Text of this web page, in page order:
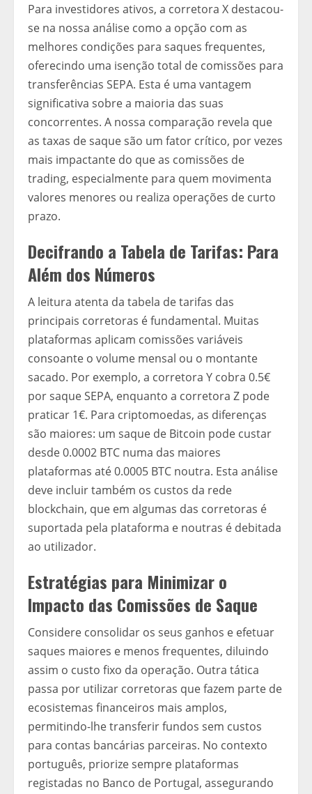
Para investidores ativos, a corretora X destacou-
se na nossa análise como a opção com as
melhores condições para saques frequentes,
oferecindo uma isenção total de comissões para
transferências SEPA. Esta é uma vantagem
significativa sobre a maioria das suas
concorrentes. A nossa comparação revela que
as taxas de saque são um fator crítico, por vezes
mais impactante do que as comissões de
trading, especialmente para quem movimenta
valores menores ou realiza operações de curto
prazo.
Decifrando a Tabela de Tarifas: Para
Além dos Números
A leitura atenta da tabela de tarifas das
principais corretoras é fundamental. Muitas
plataformas aplicam comissões variáveis
consoante o volume mensal ou o montante
sacado. Por exemplo, a corretora Y cobra 0.5€
por saque SEPA, enquanto a corretora Z pode
praticar 1€. Para criptomoedas, as diferenças
são maiores: um saque de Bitcoin pode custar
desde 0.0002 BTC numa das maiores
plataformas até 0.0005 BTC noutra. Esta análise
deve incluir também os custos da rede
blockchain, que em algumas das corretoras é
suportada pela plataforma e noutras é debitada
ao utilizador.
Estratégias para Minimizar o
Impacto das Comissões de Saque
Considere consolidar os seus ganhos e efetuar
saques maiores e menos frequentes, diluindo
assim o custo fixo da operação. Outra tática
passa por utilizar corretoras que fazem parte de
ecosistemas financeiros mais amplos,
permitindo-lhe transferir fundos sem custos
para contas bancárias parceiras. No contexto
português, priorize sempre plataformas
registadas no Banco de Portugal, assegurando